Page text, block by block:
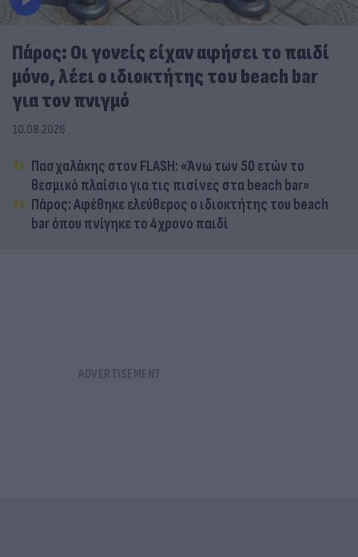
Πάρος: Οι γονείς είχαν αφήσει το παιδί
μόνο, λέει ο ιδιοκτήτης του beach bar
για τον πνιγμό
10.08.2026
Πασχαλάκης στον FLASH: «Άνω των 50 ετών το
θεσμικό πλαίσιο για τις πισίνες στα beach bar»
Πάρος: Αφέθηκε ελεύθερος ο ιδιοκτήτης του beach
bar όπου πνίγηκε το 4χρονο παιδί